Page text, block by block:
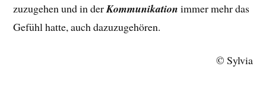
zuzugehen und in derKommunikation immer mehr das
Gefühl hatte, auch dazuzugehören.
© Sylvia